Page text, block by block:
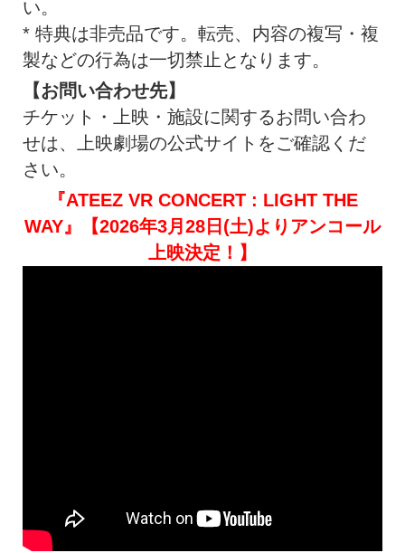
い。
* 特典は非売品です。転売、内容の複写・ 複
製などの行為は一切禁止となります。
【お問い合わせ先】
チケット・上映・施設に関するお問い合わ
せは、
上映劇場の公式サイトをご確認くだ
さい。
『ATEEZ VR CONCERT : LIGHT THE
WAY』【2026年3月28日(土)よりアンコール
上映決定！】